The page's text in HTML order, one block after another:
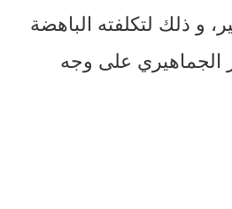
و ذلك لتكلفته الباهضة
الجماهيري على وجه